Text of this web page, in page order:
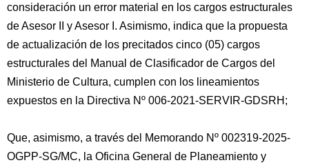
consideración un error material en los cargos estructurales
de Asesor II y Asesor I. Asimismo, indica que la propuesta
de actualización de los precitados cinco (05) cargos
estructurales del Manual de Clasificador de Cargos del
Ministerio de Cultura, cumplen con los lineamientos
expuestos en la Directiva Nº 006-2021-SERVIR-GDSRH;
Que, asimismo, a través del Memorando Nº 002319-2025-
OGPP-SG/MC, la Oficina General de Planeamiento y